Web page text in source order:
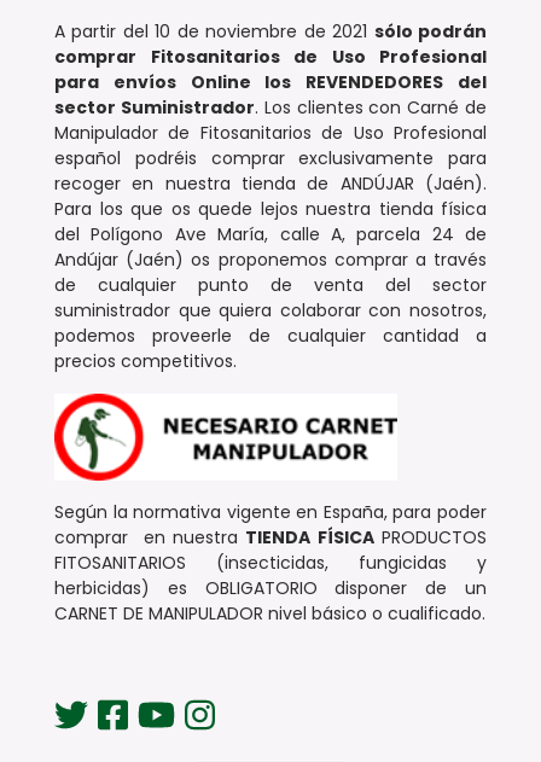
A partir del 10 de noviembre de 2021 sólo podrán
comprar Fitosanitarios de Uso Profesional
para envíos Online los REVENDEDORES del
sector Suministrador. Los clientes con Carné de
Manipulador de Fitosanitarios de Uso Profesional
español podréis comprar exclusivamente para
recoger en nuestra tienda de ANDÚJAR (Jaén).
Para los que os quede lejos nuestra tienda física
del Polígono Ave María, calle A, parcela 24 de
Andújar (Jaén) os proponemos comprar a través
de cualquier punto de venta del sector
suministrador que quiera colaborar con nosotros,
podemos proveerle de cualquier cantidad a
precios competitivos.
Según la normativa vigente en España, para poder
comprar en nuestra TIENDA FÍSICAPRODUCTOS
FITOSANITARIOS (insecticidas, fungicidas y
herbicidas) es OBLIGATORIO disponer de un
CARNET DE MANIPULADOR nivel básico o cualificado.